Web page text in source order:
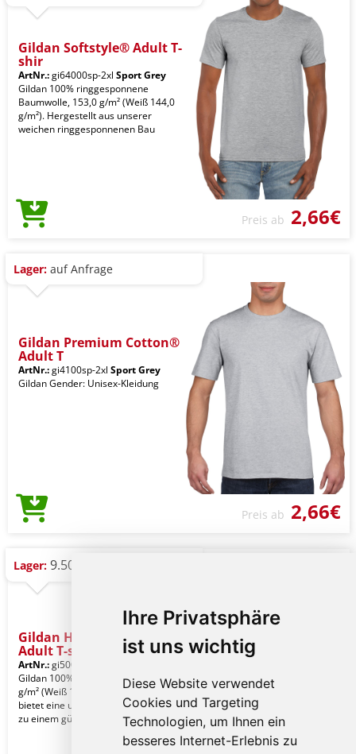
Ihre Privatsphäre
ist uns wichtig
Diese Website verwendet
Cookies und Targeting
Technologien, um Ihnen ein
besseres Internet-Erlebnis zu
Gildan Softstyle® Adult T-
shir
ArtNr.:gi64000sp-2xl Sport Grey
Gildan 100% ringgesponnene
Baumwolle, 153,0 g/m² (Weiß 144,0
g/m²). Hergestellt aus unserer
weichen ringgesponnenen Bau
Preis ab 2,66€
Lager: auf Anfrage
Gildan Premium Cotton®
Adult T
ArtNr.:gi4100sp-2xl Sport Grey
Gildan Gender: Unisex-Kleidung
Preis ab 2,66€
Lager: 9.505 St.
Gildan Heavy Cotton™
Adult T-s
ArtNr.:gi5000sp-2xl
Gildan 100% US-Baumwolle, 180,0
g/m² (Weiß 170,0 g/m²). Heavy Cotton
bietet eine umfangreiche Farbpalette
zu einem güns